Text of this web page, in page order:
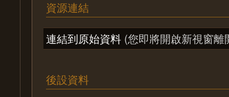
資源連結
連結到原始資料 (您即將開啟新視窗離
後設資料